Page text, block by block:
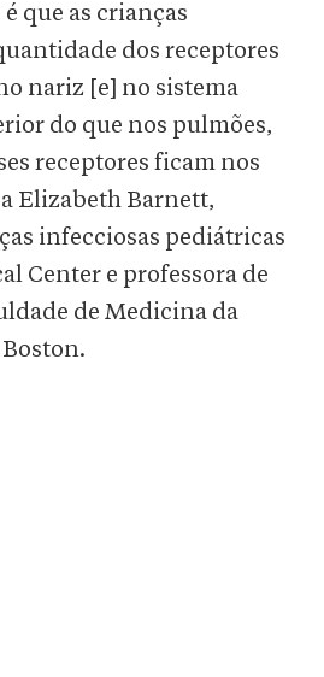
que as crianças
dos receptores
nariz [e] no sistema
do que nos pulmões,
receptores ficam nos
Elizabeth Barnett,
infecciosas pediátricas
Center e professora de
de Medicina da